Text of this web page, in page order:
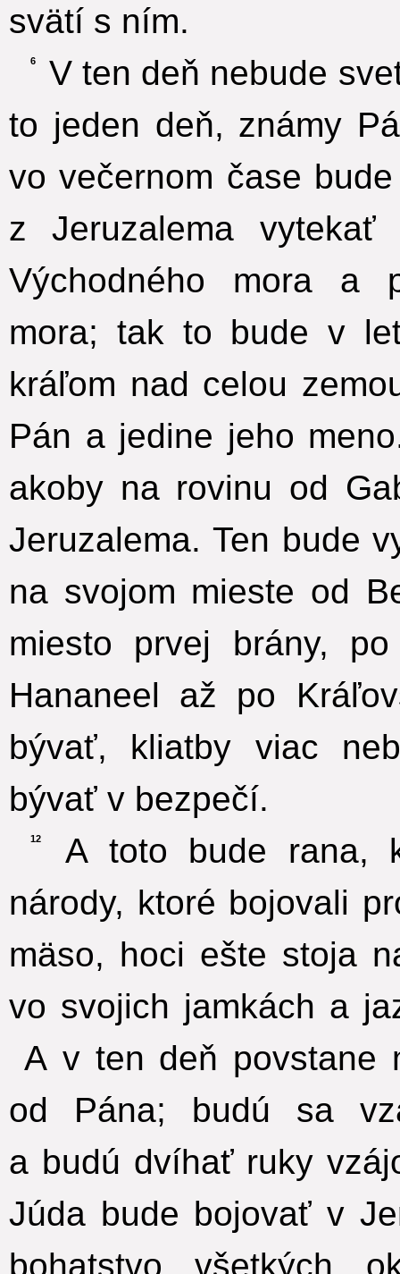
svätí s ním.
6
V ten deň nebude
to jeden deň, známy
vo večernom čase
z Jeruzalema
Východného mora a
mora; tak to bude v
kráľom nad celou
Pán a jedine jeho
akoby na rovinu od
Jeruzalema. Ten bude
na svojom mieste od
miesto prvej brány,
Hananeel až po
bývať, kliatby viac
bývať v bezpečí.
12
A toto bude rana,
národy, ktoré bojovali
mäso, hoci ešte stoja
vo svojich jamkách a
A v ten deň povstane
od Pána; budú sa
a budú dvíhať ruky
Júda bude bojovať v
bohatstvo všetkých